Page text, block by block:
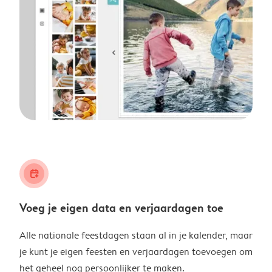
calendar_plus
Voeg je eigen data en verjaardagen toe
Alle nationale feestdagen staan al in je kalender, maar
je kunt je eigen feesten en verjaardagen toevoegen om
het geheel nog persoonlijker te maken.